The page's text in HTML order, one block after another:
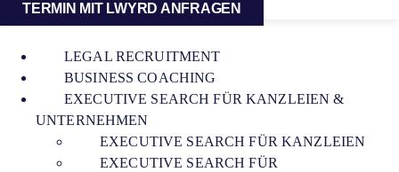
TERMIN MIT LWYRD ANFRAGEN
LEGAL RECRUITMENT
BUSINESS COACHING
EXECUTIVE SEARCH FÜR KANZLEIEN &
UNTERNEHMEN
EXECUTIVE SEARCH FÜR KANZLEIEN
EXECUTIVE SEARCH FÜR